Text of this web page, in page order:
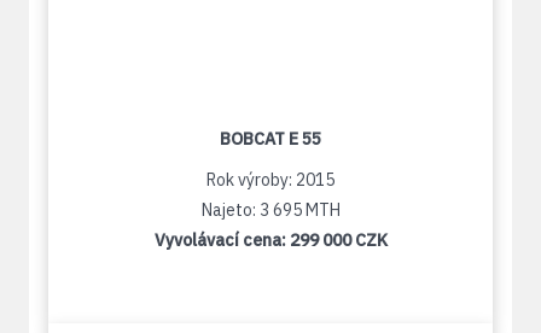
BOBCAT E 55
Rok výroby: 2015
Najeto: 3 695 MTH
Vyvolávací cena: 299 000 CZK